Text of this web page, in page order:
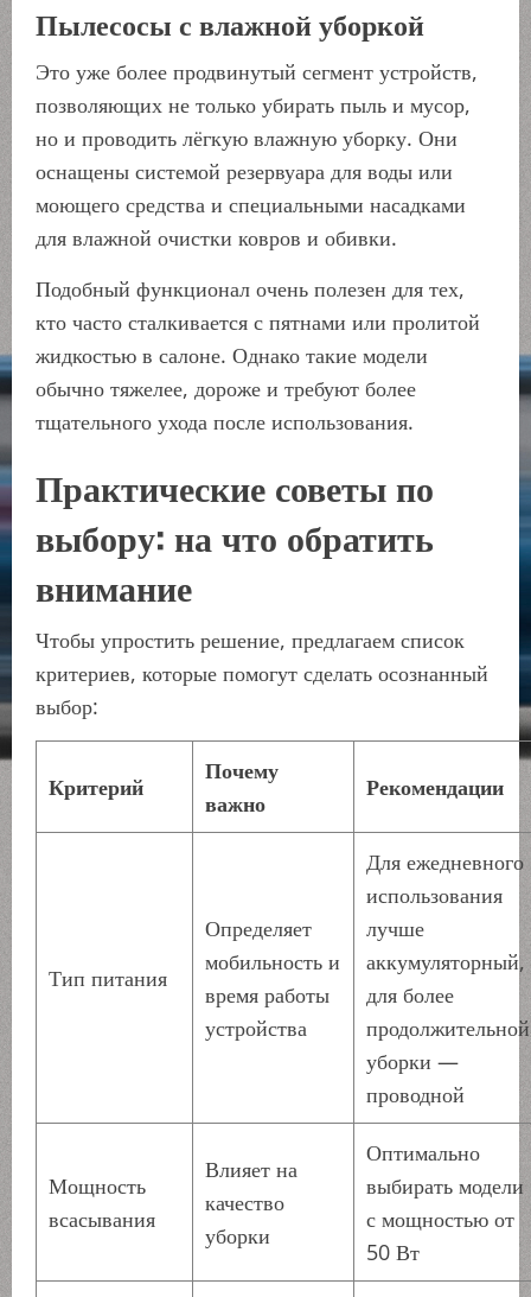
Пылесосы с влажной уборкой
Это уже более продвинутый сегмент устройств,
позволяющих не только убирать пыль и мусор,
но и проводить лёгкую влажную уборку. Они
оснащены системой резервуара для воды или
моющего средства и специальными насадками
для влажной очистки ковров и обивки.
Подобный функционал очень полезен для тех,
кто часто сталкивается с пятнами или пролитой
жидкостью в салоне. Однако такие модели
обычно тяжелее, дороже и требуют более
тщательного ухода после использования.
Практические советы по
выбору: на что обратить
внимание
Чтобы упростить решение, предлагаем список
критериев, которые помогут сделать осознанный
выбор:
Критерий
Почему
важно
Рекомендации
Тип питания
Определяет
мобильность и
время работы
устройства
Для ежедневного
использования
лучше
аккумуляторный,
для более
продолжительной
уборки —
проводной
Мощность
всасывания
Влияет на
качество
уборки
Оптимально
выбирать модели
с мощностью от
50 Вт